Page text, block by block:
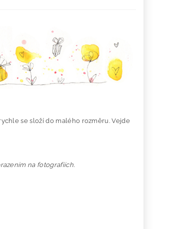
se složí do malého rozměru. Vejde
na fotografiích.